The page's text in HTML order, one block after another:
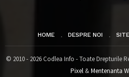
HOME DESPRE NOI
© 2010 - 2026 Codlea Info - Toate Drepturile
Pixel&Mentenanta